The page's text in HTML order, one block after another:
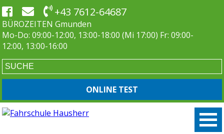
+43 7612-64687
BÜROZEITEN Gmunden
Mo-Do: 09:00-12:00, 13:00-18:00 (Mi 17:00) Fr: 09:00-
12:00, 13:00-16:00
ONLINE TEST